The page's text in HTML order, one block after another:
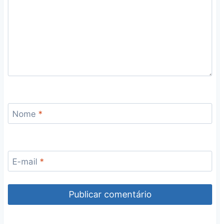
Nome *
E-mail *